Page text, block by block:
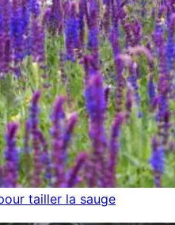
tailler la sauge